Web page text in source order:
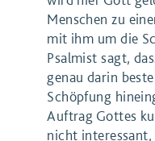
Menschen zu
mit ihm um die
Psalmist sagt,
genau darin
Schöpfung
Auftrag Gottes
nicht interessant,